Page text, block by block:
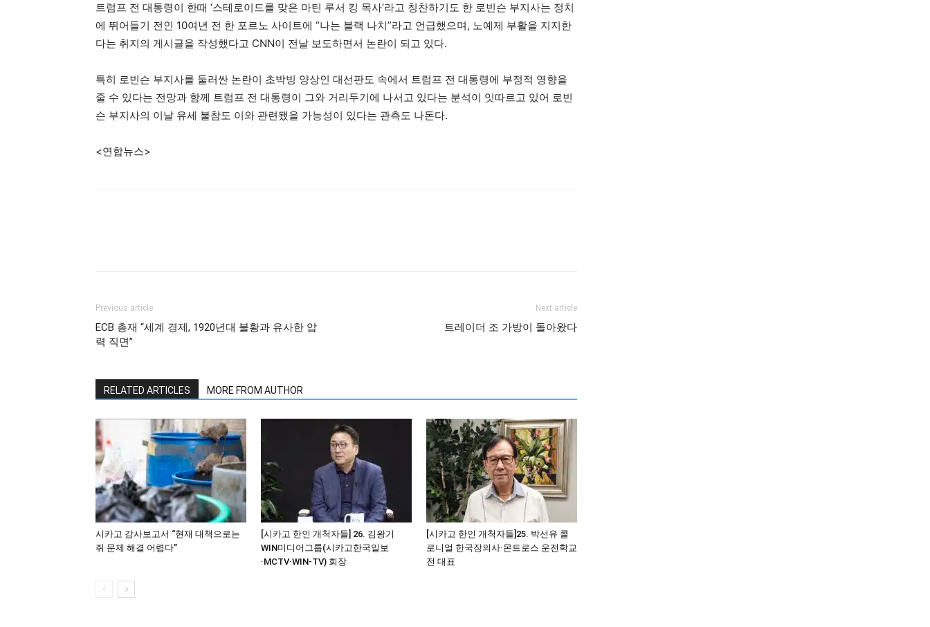
트럼프 전 대통령이 한때 ‘스테로이드를 맞은 마틴 루서 킹 목사’라고 칭찬하기도 한 로빈슨 부지사는 정치
에 뛰어들기 전인 10여년 전 한 포르노 사이트에 “나는 블랙 나치”라고 언급했으며, 노예제 부활을 지지한
다는 취지의 게시글을 작성했다고 CNN이 전날 보도하면서 논란이 되고 있다.
특히 로빈슨 부지사를 둘러싼 논란이 초박빙 양상인 대선판도 속에서 트럼프 전 대통령에 부정적 영향을
줄 수 있다는 전망과 함께 트럼프 전 대통령이 그와 거리두기에 나서고 있다는 분석이 잇따르고 있어 로빈
슨 부지사의 이날 유세 불참도 이와 관련됐을 가능성이 있다는 관측도 나돈다.
<연합뉴스>
Previous article
ECB 총재 “세계 경제, 1920년대 불황과 유사한 압
력 직면”
Next article
트레이더 조 가방이 돌아왔다
RELATED ARTICLES MORE FROM AUTHOR
시카고 감사보고서 “현재 대책으로는
쥐 문제 해결 어렵다”
[시카고 한인 개척자들] 26. 김왕기
WIN미디어그룹(시카고한국일보
·MCTV·WIN-TV) 회장
[시카고 한인 개척자들]25. 박선유 콜
로니얼 한국장의사·몬트로스 운전학교
전 대표